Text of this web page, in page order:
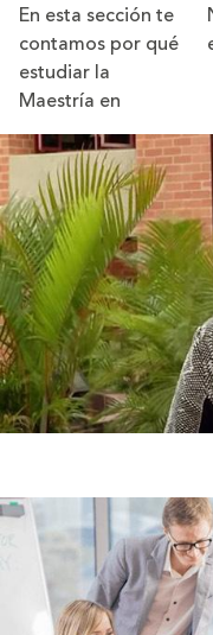
En esta sección te
contamos por qué
estudiar la
Maestría en
Nanobioingeniería